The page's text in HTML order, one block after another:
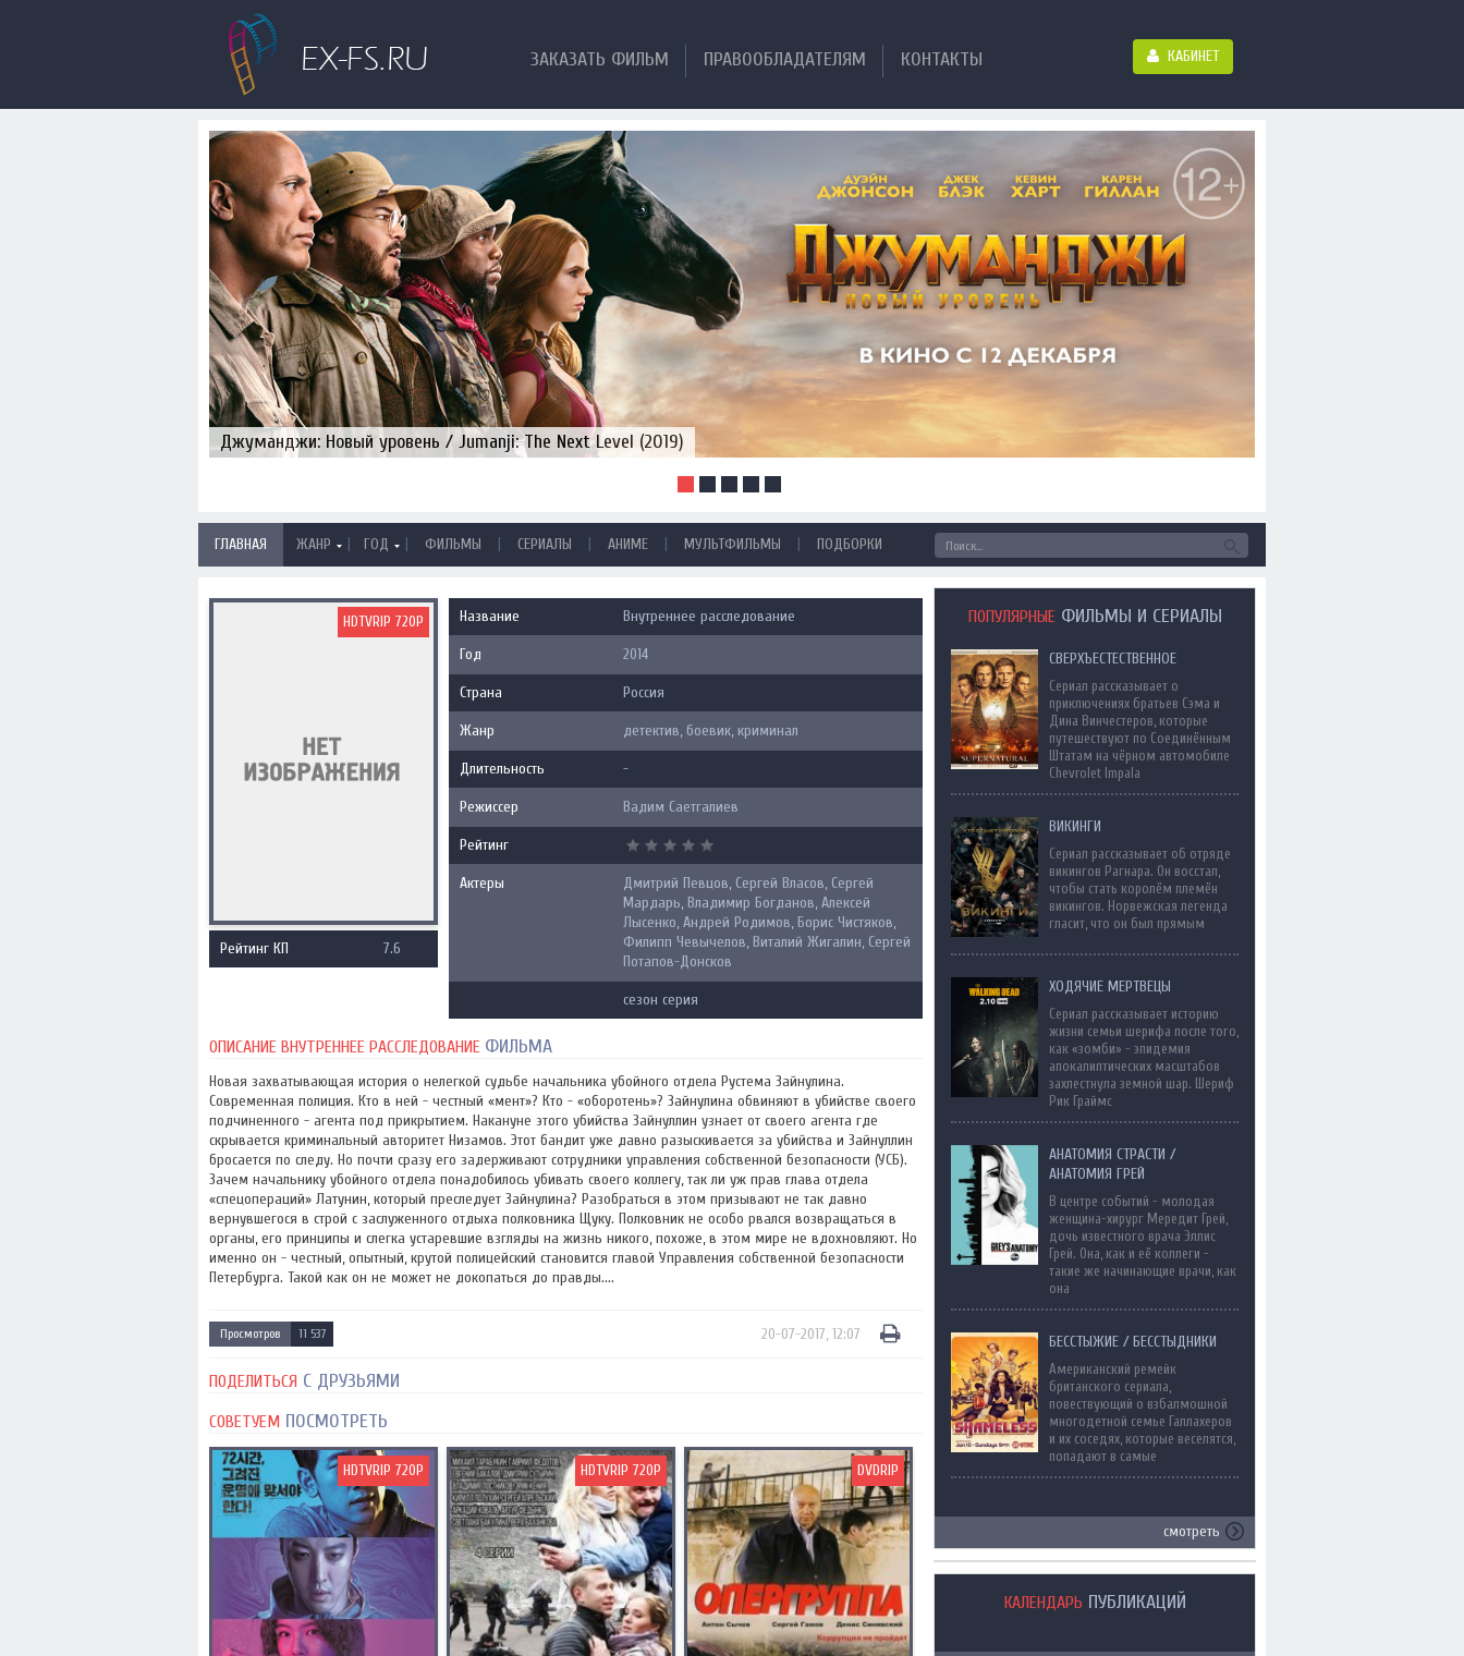
ЗАКАЗАТЬ ФИЛЬМ ПРАВООБЛАДАТЕЛЯМ КОНТАКТЫ КАБИНЕТ
Джуманджи: Новый уровень / Jumanji: The Next Level (2019)
ГЛАВНАЯ ЖАНР | ГОД | ФИЛЬМЫ | СЕРИАЛЫ | АНИМЕ | МУЛЬТФИЛЬМЫ | ПОДБОРКИ
HDTVRIP 720P
Рейтинг КП 7.6
Название Внутреннее расследование
Год 2014
Страна Россия
Жанр детектив, боевик, криминал
Длительность -
Режиссер Вадим Саетгалиев
Рейтинг
Актеры
Дмитрий Певцов, Сергей Власов, Сергей
Мардарь, Владимир Богданов, Алексей
Лысенко, Андрей Родимов, Борис Чистяков,
Филипп Чевычелов, Виталий Жигалин, Сергей
Потапов-Донсков
сезон серия
ОПИСАНИЕ ВНУТРЕННЕЕ РАССЛЕДОВАНИЕ ФИЛЬМА
Новая захватывающая история о нелегкой судьбе начальника убойного отдела Рустема Зайнулина.
Современная полиция. Кто в ней - честный «мент»? Кто - «оборотень»? Зайнулина обвиняют в убийстве своего
подчиненного - агента под прикрытием. Накануне этого убийства Зайнуллин узнает от своего агента где
скрывается криминальный авторитет Низамов. Этот бандит уже давно разыскивается за убийства и Зайнуллин
бросается по следу. Но почти сразу его задерживают сотрудники управления собственной безопасности (УСБ).
Зачем начальнику убойного отдела понадобилось убивать своего коллегу, так ли уж прав глава отдела
«спецопераций» Латунин, который преследует Зайнулина? Разобраться в этом призывают не так давно
вернувшегося в строй с заслуженного отдыха полковника Щуку. Полковник не особо рвался возвращаться в
органы, его принципы и слегка устаревшие взгляды на жизнь никого, похоже, в этом мире не вдохновляют. Но
именно он - честный, опытный, крутой полицейский становится главой Управления собственной безопасности
Петербурга. Такой как он не может не докопаться до правды....
Просмотров 11 537 20-07-2017, 12:07
ПОДЕЛИТЬСЯ С ДРУЗЬЯМИ
СОВЕТУЕМ ПОСМОТРЕТЬ
HDTVRIP 720P HDTVRIP 720P DVDRIP
ПОПУЛЯРНЫЕ ФИЛЬМЫ И СЕРИАЛЫ
СВЕРХЪЕСТЕСТВЕННОЕ
Сериал рассказывает о
приключениях братьев Сэма и
Дина Винчестеров, которые
путешествуют по Соединённым
Штатам на чёрном автомобиле
Chevrolet Impala
ВИКИНГИ
Сериал рассказывает об отряде
викингов Рагнара. Он восстал,
чтобы стать королём племён
викингов. Норвежская легенда
гласит, что он был прямым
ХОДЯЧИЕ МЕРТВЕЦЫ
Сериал рассказывает историю
жизни семьи шерифа после того,
как «зомби» - эпидемия
апокалиптических масштабов
захлестнула земной шар. Шериф
Рик Граймс
АНАТОМИЯ СТРАСТИ /
АНАТОМИЯ ГРЕЙ
В центре событий - молодая
женщина-хирург Мередит Грей,
дочь известного врача Эллис
Грей. Она, как и её коллеги -
такие же начинающие врачи, как
она
БЕССТЫЖИЕ / БЕССТЫДНИКИ
Американский ремейк
британского сериала,
повествующий о взбалмошной
многодетной семье Галлахеров
и их соседях, которые веселятся,
попадают в самые
смотреть
КАЛЕНДАРЬ ПУБЛИКАЦИЙ